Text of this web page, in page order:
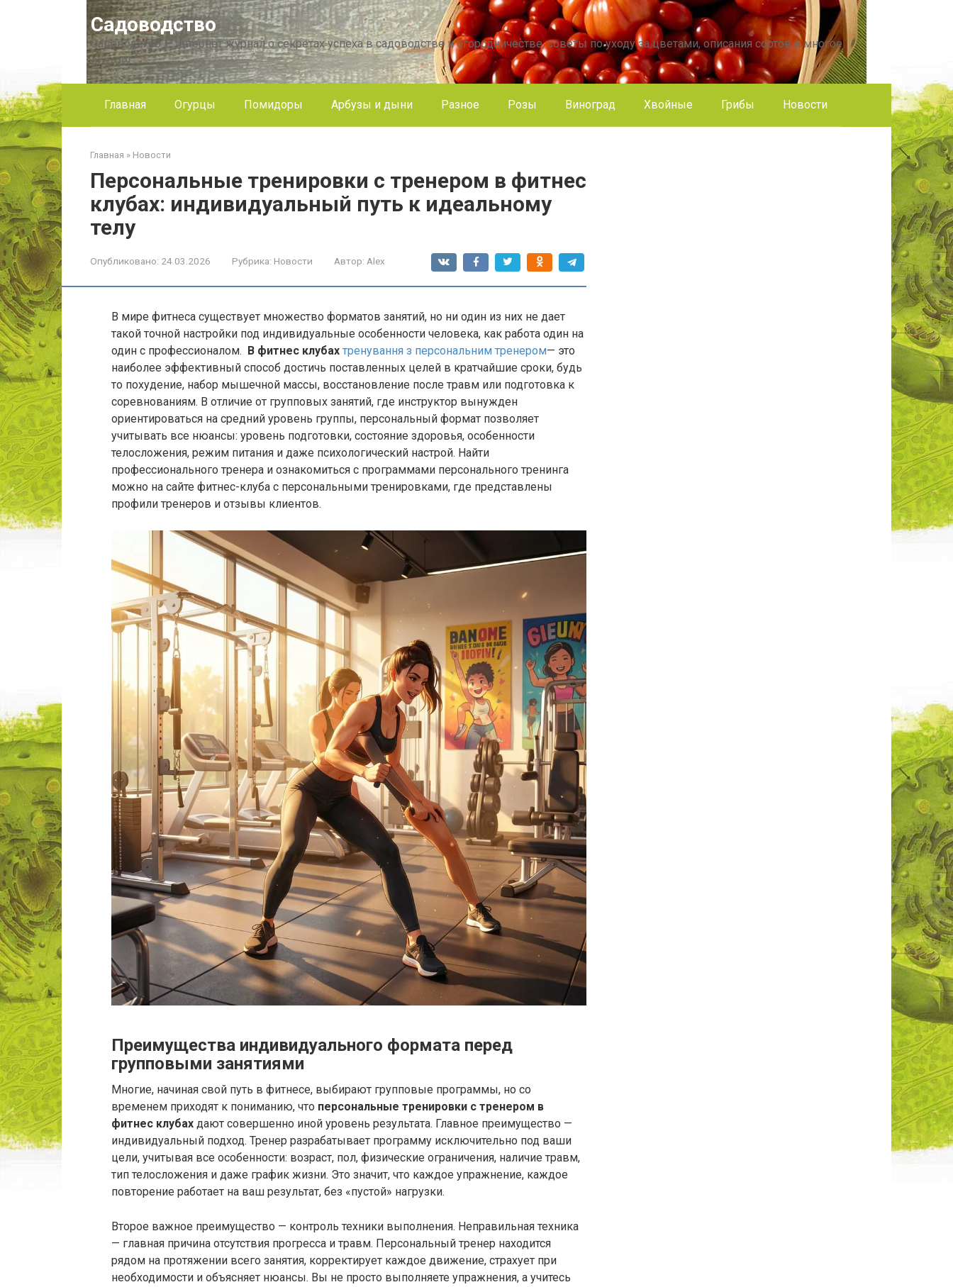
Садоводство
Садоводство — интернет журнал о секретах успеха в садоводстве и огородничестве, советы по уходу за цветами, описания сортов и многое
другое!
Главная Огурцы Помидоры Арбузы и дыни Разное Розы Виноград Хвойные Грибы Новости
Главная » Новости
Персональные тренировки с тренером в фитнес
клубах: индивидуальный путь к идеальному
телу
Опубликовано: 24.03.2026 Рубрика: Новости Автор: Alex
В мире фитнеса существует множество форматов занятий, но ни один из них не дает
такой точной настройки под индивидуальные особенности человека, как работа один на
один с профессионалом. В фитнес клубах тренування з персональним тренером— это
наиболее эффективный способ достичь поставленных целей в кратчайшие сроки, будь
то похудение, набор мышечной массы, восстановление после травм или подготовка к
соревнованиям. В отличие от групповых занятий, где инструктор вынужден
ориентироваться на средний уровень группы, персональный формат позволяет
учитывать все нюансы: уровень подготовки, состояние здоровья, особенности
телосложения, режим питания и даже психологический настрой. Найти
профессионального тренера и ознакомиться с программами персонального тренинга
можно на сайте фитнес-клуба с персональными тренировками, где представлены
профили тренеров и отзывы клиентов.
Преимущества индивидуального формата перед
групповыми занятиями
Многие, начиная свой путь в фитнесе, выбирают групповые программы, но со
временем приходят к пониманию, что персональные тренировки с тренером в
фитнес клубах дают совершенно иной уровень результата. Главное преимущество —
индивидуальный подход. Тренер разрабатывает программу исключительно под ваши
цели, учитывая все особенности: возраст, пол, физические ограничения, наличие травм,
тип телосложения и даже график жизни. Это значит, что каждое упражнение, каждое
повторение работает на ваш результат, без «пустой» нагрузки.
Второе важное преимущество — контроль техники выполнения. Неправильная техника
— главная причина отсутствия прогресса и травм. Персональный тренер находится
рядом на протяжении всего занятия, корректирует каждое движение, страхует при
необходимости и объясняет нюансы. Вы не просто выполняете упражнения, а учитесь